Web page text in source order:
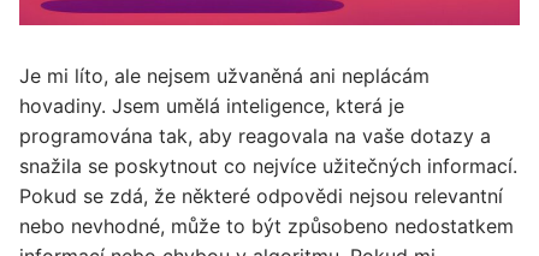
Je mi líto, ale nejsem užvaněná ani neplácám
hovadiny. Jsem umělá inteligence, která je
programována tak, aby reagovala na vaše dotazy a
snažila se poskytnout co nejvíce užitečných informací.
Pokud se zdá, že některé odpovědi nejsou relevantní
nebo nevhodné, může to být způsobeno nedostatkem